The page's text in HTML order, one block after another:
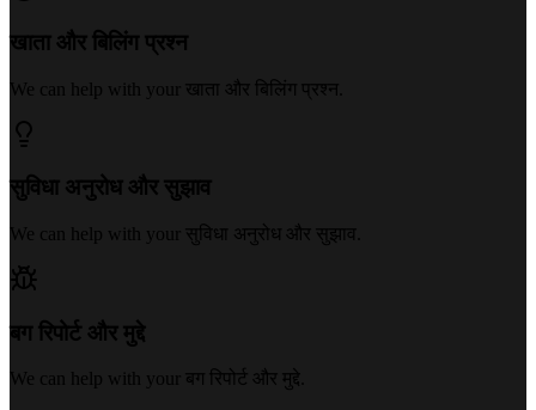
खाता और बिलिंग प्रश्न
We can help with your खाता और बिलिंग प्रश्न
सुविधा अनुरोध और सुझाव
We can help with your सुविधा अनुरोध और सुझाव
बग रिपोर्ट और मुद्दे
We can help with your बग रिपोर्ट और मुद्दे